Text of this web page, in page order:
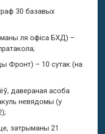
30 базавых
ля офіса БХД) –
Фронт) – 10 сутак (на
давераная асоба
невядомы (у
затрыманы 21